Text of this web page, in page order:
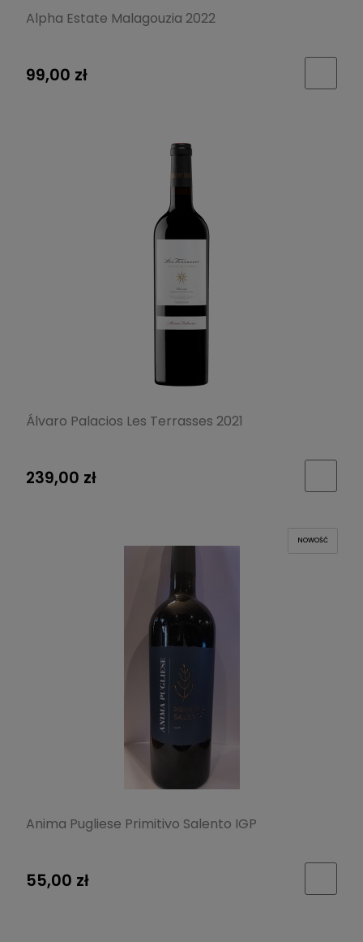
Alpha Estate Malagouzia 2022
99,00 zł
Álvaro Palacios Les Terrasses 2021
239,00 zł
Anima Pugliese Primitivo Salento IGP
55,00 zł
NOWOŚĆ